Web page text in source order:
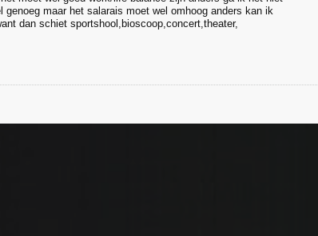
maar het salarais moet wel omhoog anders kan ik
dan schiet sportshool,bioscoop,concert,theater,